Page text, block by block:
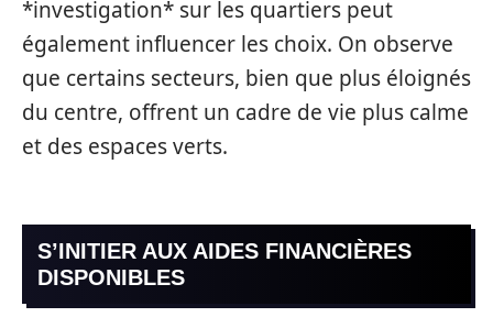
*investigation* sur les quartiers peut
également influencer les choix. On observe
que certains secteurs, bien que plus éloignés
du centre, offrent un cadre de vie plus calme
et des espaces verts.
S’INITIER AUX AIDES FINANCIÈRES
DISPONIBLES